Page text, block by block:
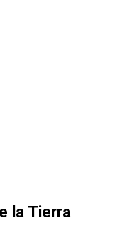
la Tierra